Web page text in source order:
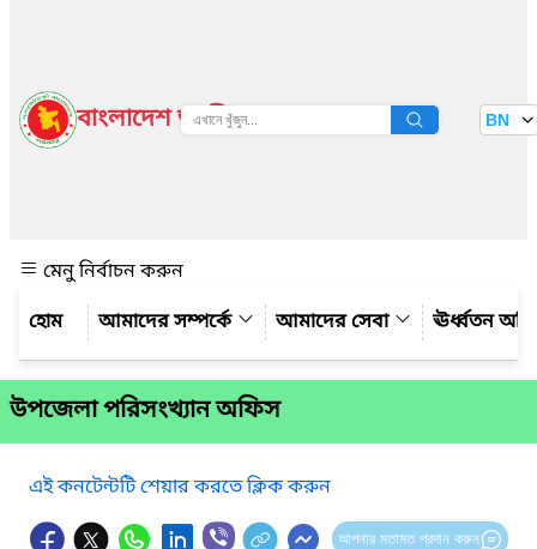
বাংলাদেশ জাতীয় তথ্য বাতায়ন BN
মেনু নির্বাচন করুন
আমাদের সম্পর্কে
আমাদের সেবা ঊর্ধ্বতন
উপজেলা পরিসংখ্যান অফিস
এই কনটেন্টটি শেয়ার করতে ক্লিক করুন
আপনার মতামত প্রদান করুন